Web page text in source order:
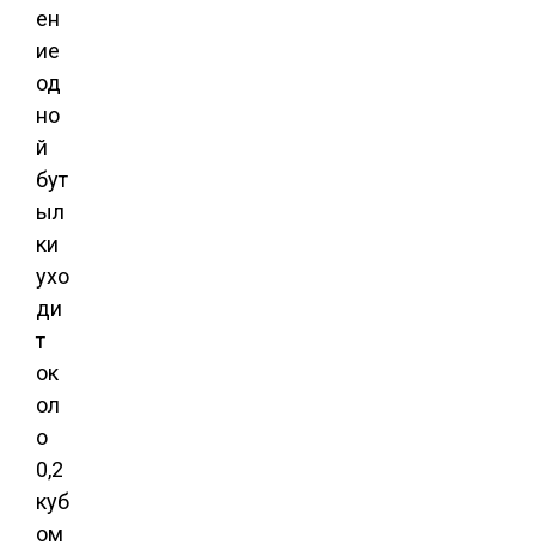
ен
ие
од
но
й
бут
ыл
ки
ухо
ди
т
ок
ол
о
0,2
куб
ом